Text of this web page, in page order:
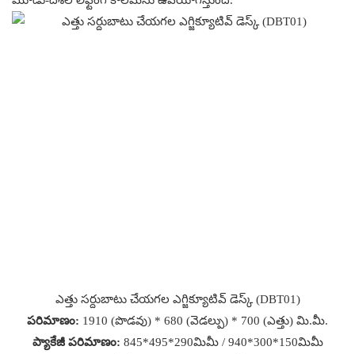
ఎత్తు సర్దుబాటు చేయగల ఎగ్జిక్యూటివ్ డెస్క్ (DBT01)
పరిమాణం: 1910 (పొడవు) * 680 (వెడల్పు) * 700 (ఎత్తు) మి.మీ.
ప్యాకేజీ పరిమాణం: 845*495*290మిమీ / 940*300*150మిమీ